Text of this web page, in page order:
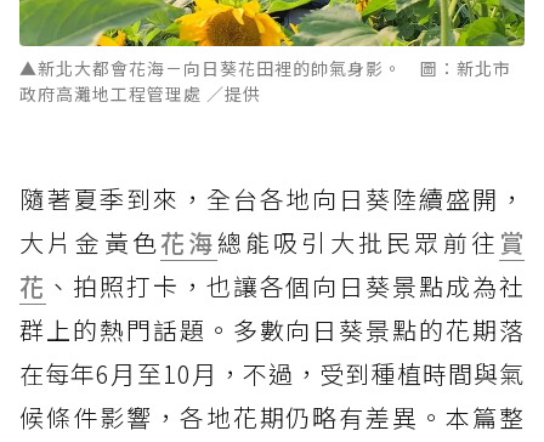
▲新北大都會花海－向日葵花田裡的帥氣身影。 圖：新北市
政府高灘地工程管理處 ／提供
隨著夏季到來，全台各地向日葵陸續盛開，
大片金黃色花海總能吸引大批民眾前往 賞
花 、拍照打卡，也讓各個向日葵景點成為社
群上的熱門話題。多數向日葵景點的花期落
在每年6月至10月，不過，受到種植時間與氣
候條件影響，各地花期仍略有差異。本篇整